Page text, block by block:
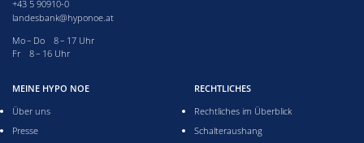
+43 5 90910-0
landesbank@hyponoe.at
Montag bis Donnerstag acht bis 17 Uhr
Mo – Do 8 – 17 Uhr
Freitag acht bis 16 Uhr
Fr 8 – 16 Uhr
MEINE HYPO NOE
Über uns
Presse
RECHTLICHES
Rechtliches im Überblick
Schalteraushang